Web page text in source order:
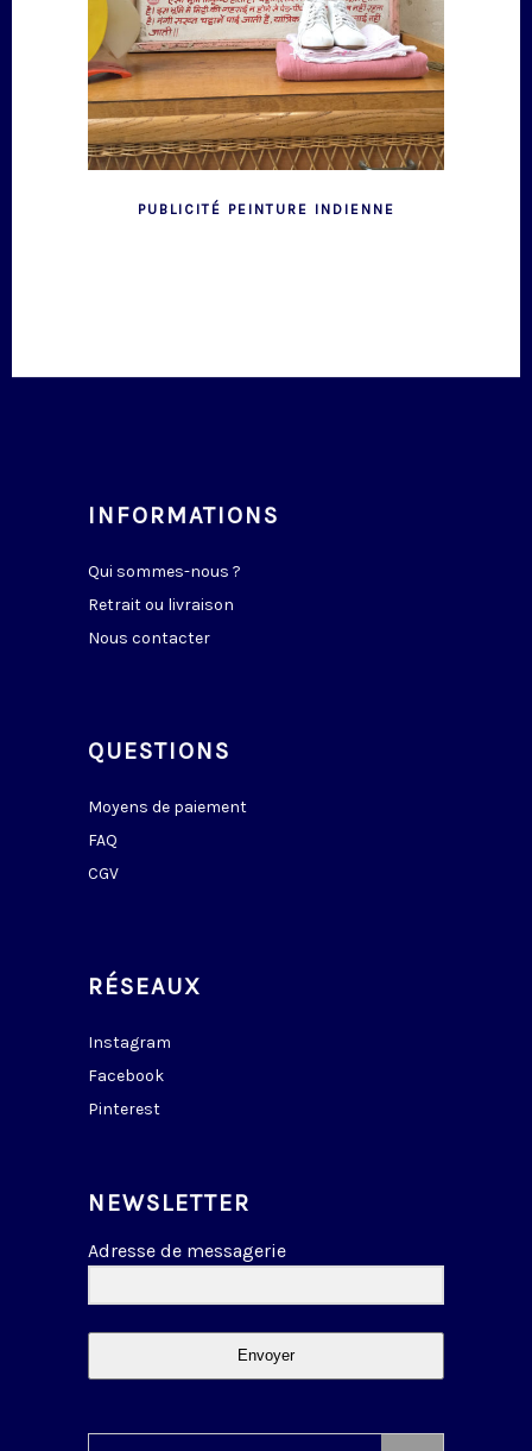
PUBLICITÉ PEINTURE INDIENNE
INFORMATIONS
Qui sommes-nous ?
Retrait ou livraison
Nous contacter
QUESTIONS
Moyens de paiement
FAQ
CGV
RÉSEAUX
Instagram
Facebook
Pinterest
NEWSLETTER
Adresse de messagerie
Envoyer